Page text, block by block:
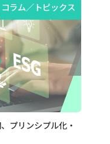
コラム／トピックス
プリンシプル化・